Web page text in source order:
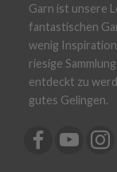
Garn ist unsere
fantastischen
wenig
riesige
entdeckt zu
gutes Gelingen.